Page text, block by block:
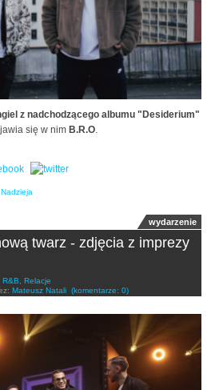
z nadchodzącego albumu "Desiderium"
się w nim B.R.O.
Nadzieja
wydarzenie
twarz - zdjęcia z imprezy
R&B
Relacje
Mateusz Natali (komentarze: 0)